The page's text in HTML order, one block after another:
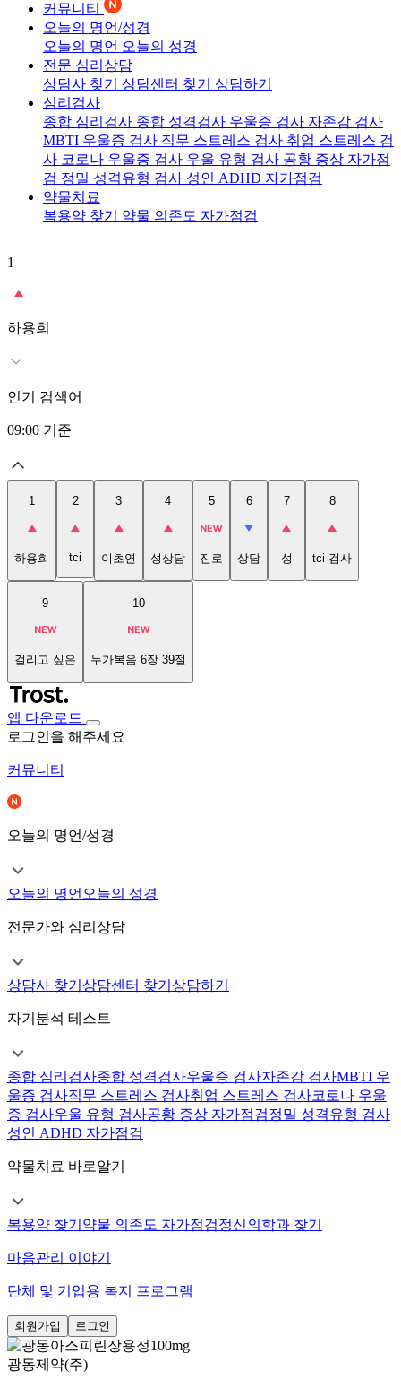
커뮤니티
오늘의 명언/성경
오늘의 명언 오늘의 성경
전문 심리상담
상담사 찾기 상담센터 찾기 상담하기
심리검사
종합 심리검사 종합 성격검사 우울증 검사 자존감 검사
MBTI 우울증 검사 직무 스트레스 검사 취업 스트레스 검
사 코로나 우울증 검사 우울 유형 검사 공황 증상 자가점
검 정밀 성격유형 검사 성인 ADHD 자가점검
약물치료
복용약 찾기 약물 의존도 자가점검
1
하용희
인기 검색어
09:00 기준
1
하용희
2
tci
3
이초연
4
성상담
5
진로
6
상담
7
성
8
tci 검사
9
걸리고 싶은
10
누가복음 6장 39절
앱 다운로드
로그인을 해주세요
커뮤니티
오늘의 명언/성경
오늘의 명언 오늘의 성경
전문가와 심리상담
상담사 찾기 상담센터 찾기 상담하기
자기분석 테스트
종합 심리검사종합 성격검사우울증 검사자존감 검사MBTI 우
울증 검사직무 스트레스 검사취업 스트레스 검사코로나 우울
증 검사우울 유형 검사공황 증상 자가점검정밀 성격유형 검사
성인 ADHD 자가점검
약물치료 바로알기
복용약 찾기 약물 의존도 자가점검정신의학과 찾기
마음관리 이야기
단체 및 기업용 복지 프로그램
회원가입 로그인
광동제약(주)